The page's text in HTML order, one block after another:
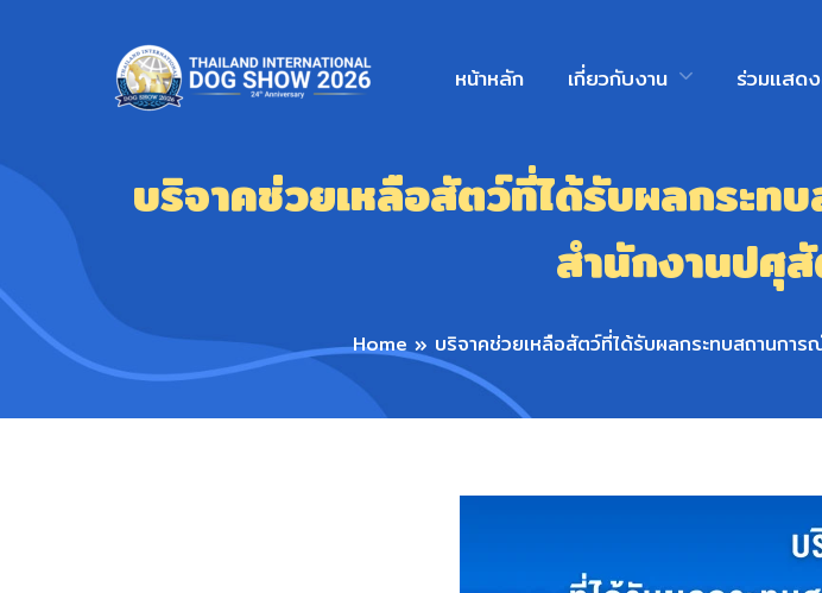
หน้าหลัก เกี่ยวกับงาน ร่วมแสด
บริจาคช่วยเหลือสัตว์ที่ได้รับผลกระ
สำนักงานปศุ
Home» บริจาคช่วยเหลือสัตว์ที่ได้รับผลกระทบสถานก